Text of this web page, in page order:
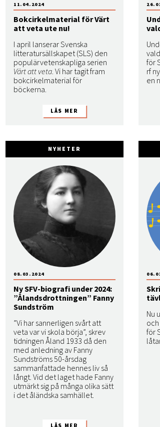
Bokcirkelmaterial för Värt
att veta ute nu!
I april lanserar Svenska
litteratursällskapet (SLS) den
populärvetenskapliga serien
Värt att veta . Vi har tagit fram
bokcirkelmaterial för
böckerna.
11.04.2024
för
rf
en
NYHETER
Ny SFV-biografi under 2024:
”Ålandsdrottningen” Fanny
Sundström
”Vi har sannerligen svårt att
veta var vi skola börja”, skrev
tidningen Åland 1933 då den
med anledning av Fanny
Sundströms 50-årsdag
sammanfattade hennes liv så
långt. Vid det laget hade Fanny
utmärkt sig på många olika sätt
i det åländska samhället.
08.03.2024
Nu
för